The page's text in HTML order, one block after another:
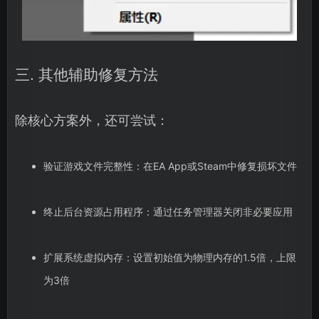
三. 其他辅助修复方法
除核心方案外，还可尝试：
验证游戏文件完整性：在EA App或Steam中修复损坏文件
终止后台资源占用程序：通过任务管理器关闭非必要应用
扩展系统虚拟内存：设置初始值为物理内存的1.5倍，上限
为3倍